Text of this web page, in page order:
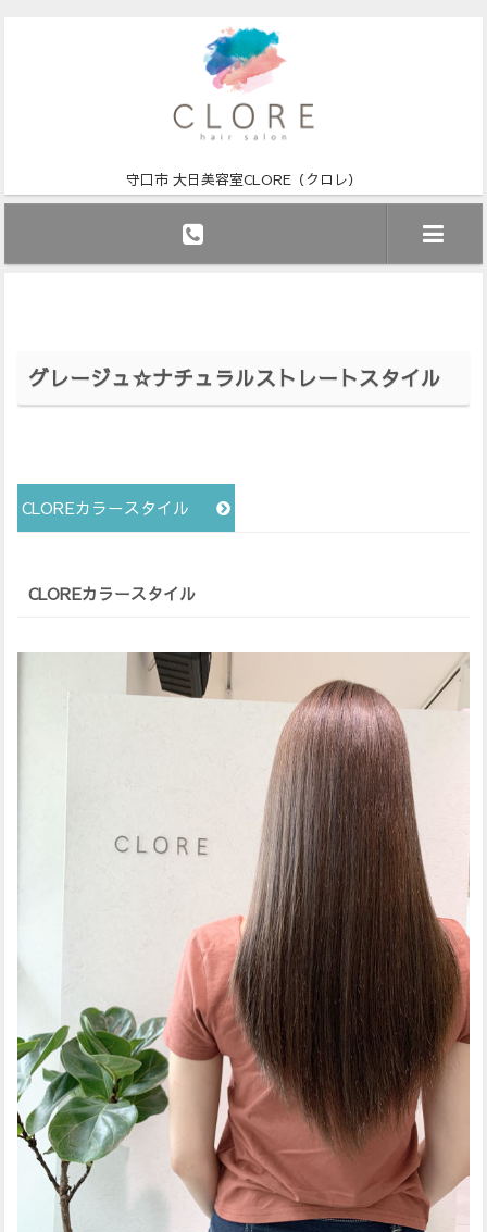
守口市 大日美容室CLORE（クロレ）
グレージュ☆ナチュラルストレートスタイル
CLOREカラースタイル
CLOREカラースタイル